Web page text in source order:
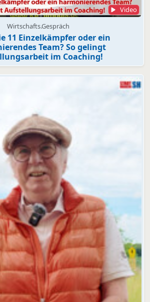
Video
Wirtschafts.Gespräch
11 Einzelkämpfer oder ein
Team? So gelingt
im Coaching!